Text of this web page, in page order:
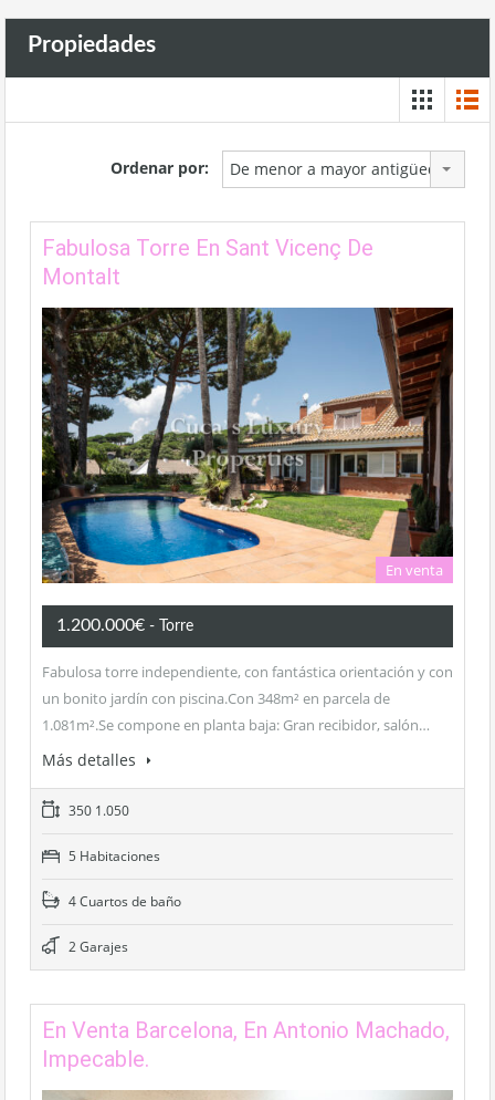
Propiedades
Ordenar por: De menor a mayor antigüedad
Fabulosa Torre En Sant Vicenç De
Montalt
En venta
1.200.000€ - Torre
Fabulosa torre independiente, con fantástica orientación y con
un bonito jardín con piscina.Con 348m² en parcela de
1.081m².Se compone en planta baja: Gran recibidor, salón…
Más detalles
350 1.050
5 Habitaciones
4 Cuartos de baño
2 Garajes
En Venta Barcelona, En Antonio Machado,
Impecable.